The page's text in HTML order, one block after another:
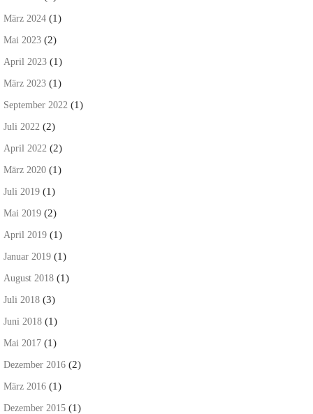
März 2024 (1)
Mai 2023 (2)
April 2023 (1)
März 2023 (1)
September 2022 (1)
Juli 2022 (2)
April 2022 (2)
März 2020 (1)
Juli 2019 (1)
Mai 2019 (2)
April 2019 (1)
Januar 2019 (1)
August 2018 (1)
Juli 2018 (3)
Juni 2018 (1)
Mai 2017 (1)
Dezember 2016 (2)
März 2016 (1)
Dezember 2015 (1)